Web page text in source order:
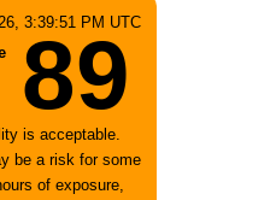
3:39:51 PM UTC
89
is acceptable.
be a risk for some
of exposure,